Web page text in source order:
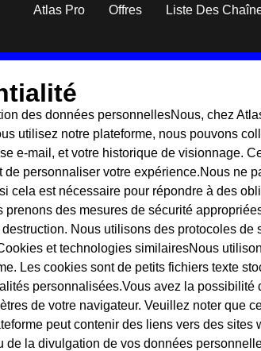
Atlas Pro Offres Liste Des
des données personnellesNous, chez
utilisez notre plateforme, nous pouvons
e-mail, et votre historique de visionnage.
personnaliser votre expérience.Nous ne
cela est nécessaire pour répondre à des
des mesures de sécurité
Nous utilisons des protocoles
et technologies similairesNous
Les cookies sont de petits fichiers texte
personnalisées.Vous avez la
de votre navigateur. Veuillez noter que
peut contenir des liens vers des
de la divulgation de vos données